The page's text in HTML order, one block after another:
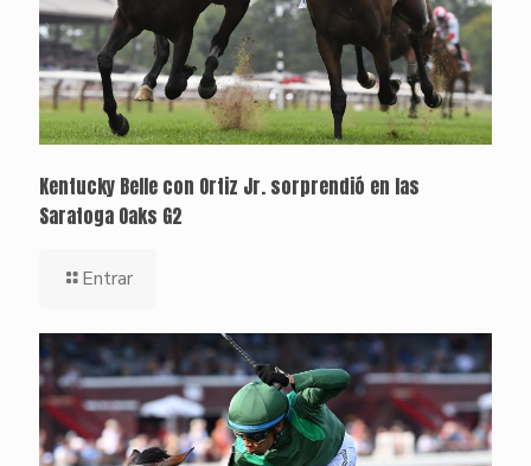
Kentucky Belle con Ortiz Jr. sorprendió en las
Saratoga Oaks G2
Entrar